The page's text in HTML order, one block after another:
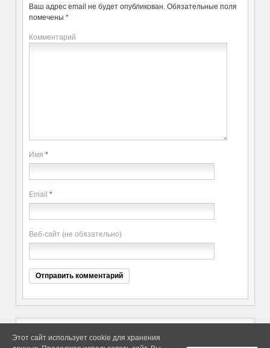
Ваш адрес email не будет опубликован. Обязательные поля
помечены *
Комментарий
Имя *
Email *
Веб-сайт (не обязательно)
Этот сайт использует cookie для хранения